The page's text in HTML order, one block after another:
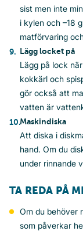
sist men inte
i kylen och –18
matförvaring
Lägg locket på
Lägg på lock
kokkärl och
gör också att
vatten är
Maskindiska
Att diska i
hand. Om du
under rinnande
TA REDA PÅ
Om du behöver
som påverkar